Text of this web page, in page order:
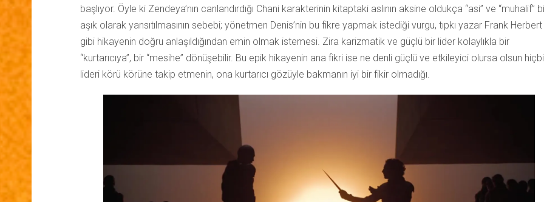
başlıyor. Öyle ki Zendeya’nın canlandırdığı Chani karakterinin kitaptaki aslının aksine oldukça “asi” ve “muhalif”
aşık olarak yansıtılmasının sebebi; yönetmen Denis’nin bu fikre yapmak istediği vurgu, tıpkı yazar Frank Herbert
gibi hikayenin doğru anlaşıldığından emin olmak istemesi. Zira karizmatik ve güçlü bir lider kolaylıkla bir
“kurtarıcıya”, bir “mesihe” dönüşebilir. Bu epik hikayenin ana fikri ise ne denli güçlü ve etkileyici olursa olsun
lideri körü körüne takip etmenin, ona kurtarıcı gözüyle bakmanın iyi bir fikir olmadığı.